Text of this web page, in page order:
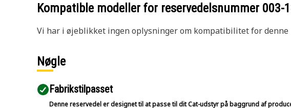
Kompatible modeller for reservedelsnummer 003-
Vi har i øjeblikket ingen oplysninger om kompatibilitet for denne
Nøgle
Fabrikstilpasset
Denne reservedel er designet til at passe til dit Cat-udstyr på baggrund af